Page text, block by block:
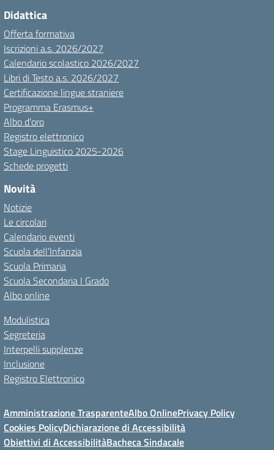
Didattica
Offerta formativa
Iscrizioni a.s. 2026/2027
Calendario scolastico 2026/2027
Libri di Testo a.s. 2026/2027
Certificazione lingue straniere
Programma Erasmus+
Albo d’oro
Registro elettronico
Stage Linguistico 2025-2026
Schede progetti
Novità
Notizie
Le circolari
Calendario eventi
Scuola dell’Infanzia
Scuola Primaria
Scuola Secondaria I Grado
Albo online
Modulistica
Segreteria
Interpelli supplenze
Inclusione
Registro Elettronico
Amministrazione TrasparenteAlbo OnlinePrivacy Policy
Cookies PolicyDichiarazione di Accessibilità
Obiettivi di AccessibilitàBacheca Sindacale